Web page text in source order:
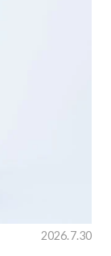
2026.7.30